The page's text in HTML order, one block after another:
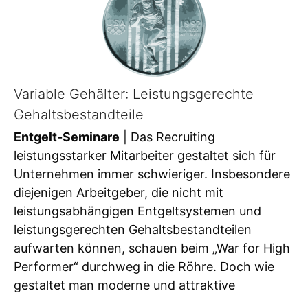
Variable Gehälter: Leistungsgerechte
Gehaltsbestandteile
Entgelt-Seminare | Das Recruiting
leistungsstarker Mitarbeiter gestaltet sich für
Unternehmen immer schwieriger. Insbesondere
diejenigen Arbeitgeber, die nicht mit
leistungsabhängigen Entgeltsystemen und
leistungsgerechten Gehaltsbestandteilen
aufwarten können, schauen beim „War for High
Performer“ durchweg in die Röhre. Doch wie
gestaltet man moderne und attraktive